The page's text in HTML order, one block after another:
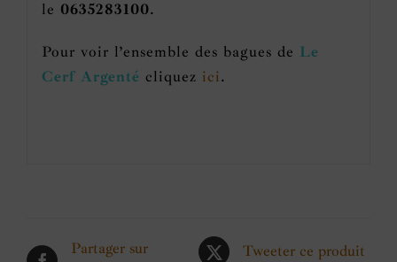
le 0635283100.
Pour voir l’ensemble des bagues de Le
Cerf Argenté cliquez ici.
Partager sur
Tweeter ce produit